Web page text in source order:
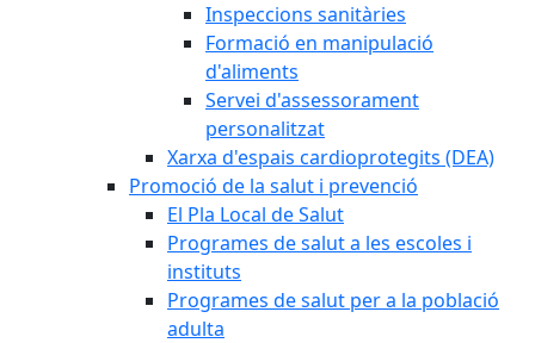
Inspeccions sanitàries
Formació en manipulació
d'aliments
Servei d'assessorament
personalitzat
Xarxa d'espais cardioprotegits (DEA)
Promoció de la salut i prevenció
El Pla Local de Salut
Programes de salut a les escoles i
instituts
Programes de salut per a la població
adulta